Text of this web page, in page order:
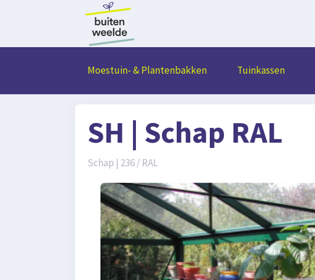
Moestuin- & Plantenbakken Tuinkassen
SH | Schap RAL
Schap | 236 / RAL